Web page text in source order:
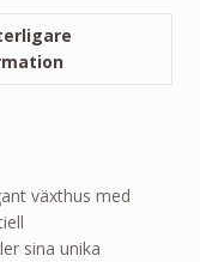
växthus med
sina unika